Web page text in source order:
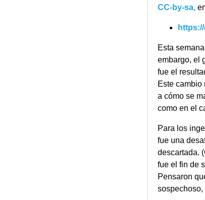
Tier 3
: son
Baloo
KDAV
KDESu
KIO
CC-by-sa,
Esta
embargo, el
fue el
Este cambio
a cómo se
como en el
Para los
fue una
descartada.
fue el fin de
Pensaron